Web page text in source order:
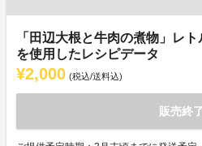
「田辺大根と牛肉の煮物」
を使用したレシピデータ
¥2,000 (税込/送料込)
販売終了